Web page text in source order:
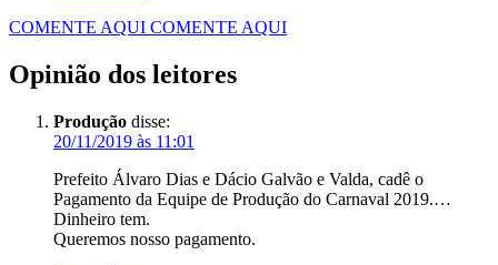
COMENTE AQUI COMENTE AQUI
Opinião dos leitores
Produção disse:
20/11/2019 às 11:01
Prefeito Álvaro Dias e Dácio Galvão e Valda, cadê o
Pagamento da Equipe de Produção do Carnaval 2019.…
Dinheiro tem.
Queremos nosso pagamento.